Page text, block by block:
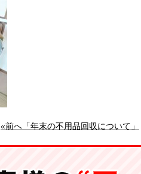
«前へ「年末の不用品回収について」